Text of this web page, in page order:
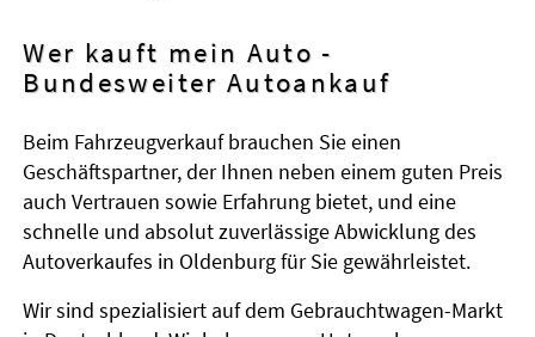
Wer kauft mein Auto -
Bundesweiter Autoankauf
Beim Fahrzeugverkauf brauchen Sie einen
Geschäftspartner, der Ihnen neben einem guten Preis
auch Vertrauen sowie Erfahrung bietet, und eine
schnelle und absolut zuverlässige Abwicklung des
Autoverkaufes in Oldenburg für Sie gewährleistet.
Wir sind spezialisiert auf dem Gebrauchtwagen-Markt